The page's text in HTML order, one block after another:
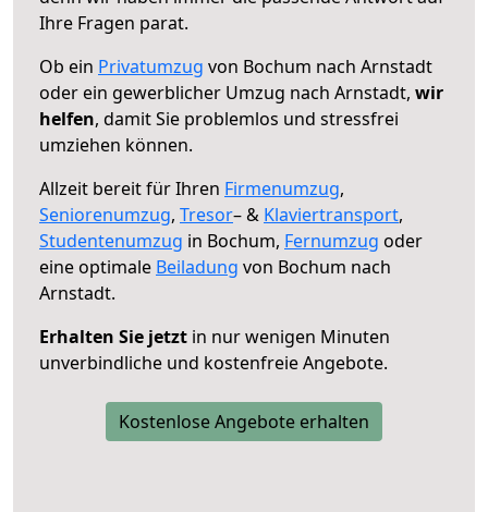
Ihre Fragen parat.
Ob ein Privatumzug von Bochum nach Arnstadt
oder ein gewerblicher Umzug nach Arnstadt, wir
helfen, damit Sie problemlos und stressfrei
umziehen können.
Allzeit bereit für Ihren Firmenumzug,
Seniorenumzug, Tresor– & Klaviertransport,
Studentenumzug in Bochum, Fernumzug oder
eine optimale Beiladung von Bochum nach
Arnstadt.
Erhalten Sie jetzt in nur wenigen Minuten
unverbindliche und kostenfreie Angebote.
Kostenlose Angebote erhalten